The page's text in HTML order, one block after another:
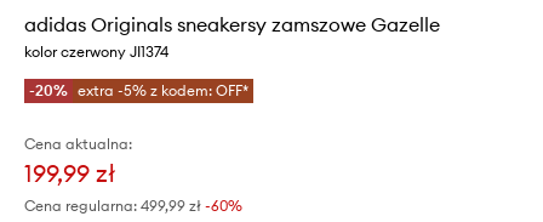
adidas Originals sneakersy zamszowe Gazelle
kolor czerwony JI1374
-20% extra -5% z kodem: OFF*
Cena aktualna:
199,99 zł
Cena regularna: 499,99 zł -60%